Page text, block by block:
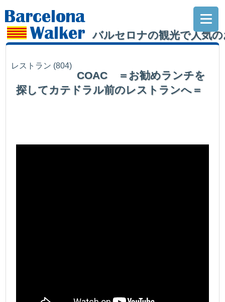
バルセロナの観光で人気
レストラン (804)
COAC ＝お勧めランチを
探してカテドラル前のレストランへ＝